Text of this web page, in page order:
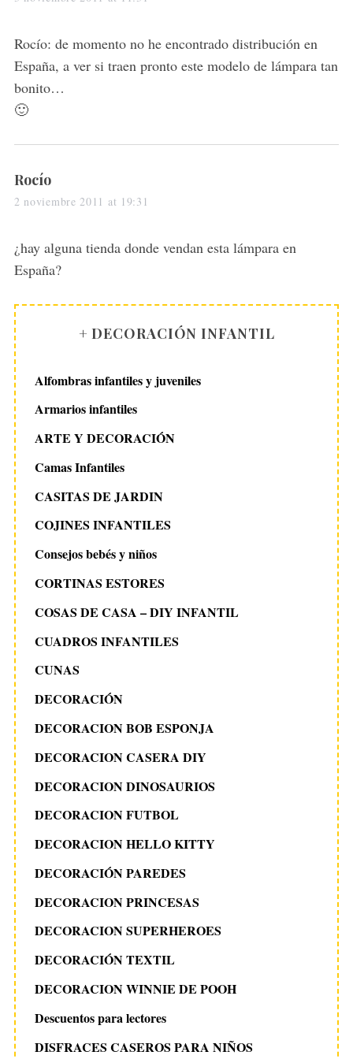
s
:
Rocío: de momento no he encontrado distribución en
España, a ver si traen pronto este modelo de lámpara tan
bonito…
🙂
s
a
s
:
Rocío
2 noviembre 2011 at 19:31
¿hay alguna tienda donde vendan esta lámpara en
España?
+ DECORACIÓN INFANTIL
Alfombras infantiles y juveniles
Armarios infantiles
ARTE Y DECORACIÓN
Camas Infantiles
CASITAS DE JARDIN
COJINES INFANTILES
Consejos bebés y niños
CORTINAS ESTORES
COSAS DE CASA – DIY INFANTIL
CUADROS INFANTILES
CUNAS
DECORACIÓN
DECORACION BOB ESPONJA
DECORACION CASERA DIY
DECORACION DINOSAURIOS
DECORACION FUTBOL
DECORACION HELLO KITTY
DECORACIÓN PAREDES
DECORACION PRINCESAS
DECORACION SUPERHEROES
DECORACIÓN TEXTIL
DECORACION WINNIE DE POOH
Descuentos para lectores
DISFRACES CASEROS PARA NIÑOS